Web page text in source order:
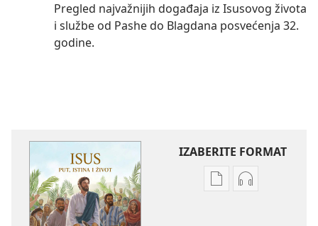
Pregled najvažnijih događaja iz Isusovog života
i službe od Pashe do Blagdana posvećenja 32.
godine.
IZABERITE FORMAT
PostavkePostavke